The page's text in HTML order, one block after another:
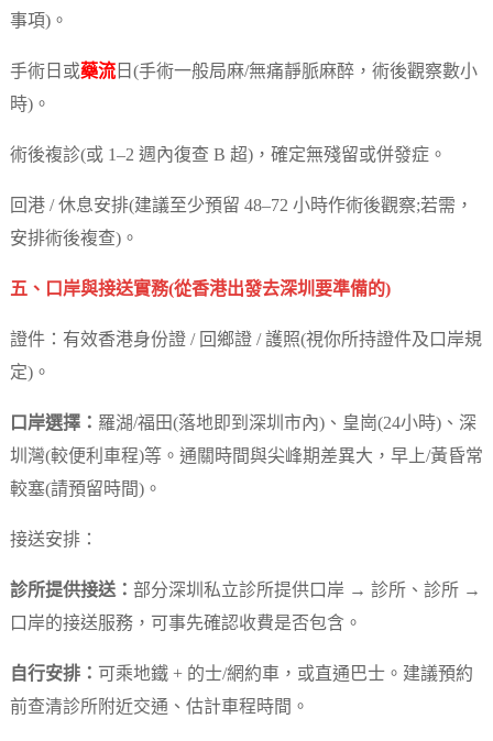
事項)。
手術日或藥流日(手術一般局麻/無痛靜脈麻醉，術後觀察數小
時)。
術後複診(或 1–2 週內復查 B 超)，確定無殘留或併發症。
回港 / 休息安排(建議至少預留 48–72 小時作術後觀察;若需，
安排術後複查)。
五、口岸與接送實務(從香港出發去深圳要準備的)
證件：有效香港身份證 / 回鄉證 / 護照(視你所持證件及口岸規
定)。
口岸選擇： 羅湖/福田(落地即到深圳市內)、皇崗(24小時)、深
圳灣(較便利車程)等。通關時間與尖峰期差異大，早上/黃昏常
較塞(請預留時間)。
接送安排：
診所提供接送： 部分深圳私立診所提供口岸 → 診所、診所 →
口岸的接送服務，可事先確認收費是否包含。
自行安排： 可乘地鐵 + 的士/網約車，或直通巴士。建議預約
前查清診所附近交通、估計車程時間。